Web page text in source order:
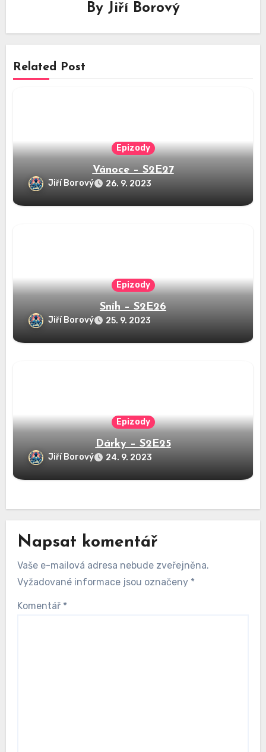
By Jiří Borový
Related Post
Epizody
Vánoce – S2E27
Jiří Borový 26. 9. 2023
Epizody
Sníh – S2E26
Jiří Borový 25. 9. 2023
Epizody
Dárky – S2E25
Jiří Borový 24. 9. 2023
Napsat komentář
Vaše e-mailová adresa nebude zveřejněna.
Vyžadované informace jsou označeny *
Komentář *